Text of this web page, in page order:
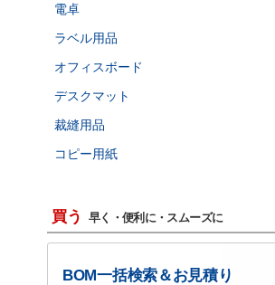
電卓
ラベル用品
オフィスボード
デスクマット
裁縫用品
コピー用紙
買う 早く・便利に・スムーズに
BOM一括検索＆お見積り